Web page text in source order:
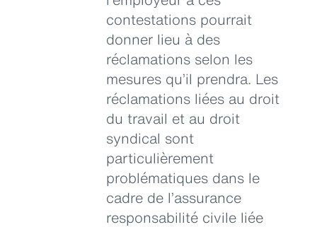
contestations pourrait
donner lieu à des
réclamations selon les
mesures qu’il prendra. Les
réclamations liées au droit
du travail et au droit
syndical sont
particulièrement
problématiques dans le
cadre de l’assurance
responsabilité civile liée